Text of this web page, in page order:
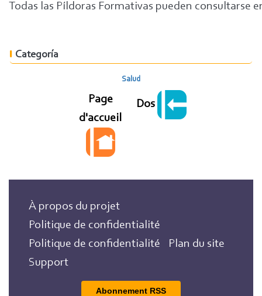
Todas las Píldoras Formativas pueden consultarse
Categoría
Salud
Page
d'accueil
Dos
À propos du projet
Politique de confidentialité
Politique de confidentialité
Plan du site
Support
Abonnement RSS